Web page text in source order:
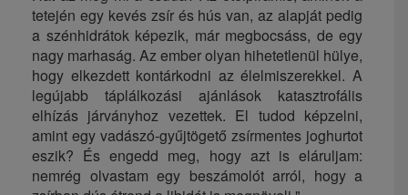
tetején egy kevés zsír és hús van, az alapját pedig
a szénhidrátok képezik, már megbocsáss, de egy
nagy marhaság. Az ember olyan hihetetlenül hülye,
hogy elkezdett kontárkodni az élelmiszerekkel. A
legújabb táplálkozási ajánlások katasztrofális
elhízás járványhoz vezettek. El tudod képzelni,
amint egy vadászó-gyűjtögető zsírmentes joghurtot
eszik? És engedd meg, hogy azt is eláruljam:
nemrég olvastam egy beszámolót arról, hogy a